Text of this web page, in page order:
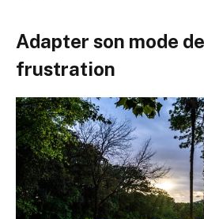
Adapter son mode
frustration